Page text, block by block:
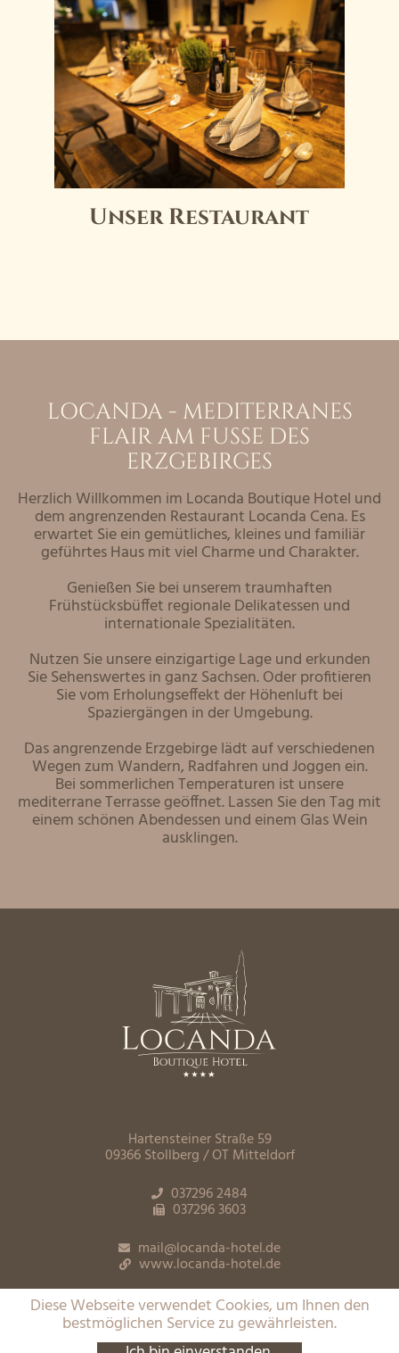
Unser Restaurant
LOCANDA - MEDITERRANES
FLAIRAM FUSSE DES E
RZGEBIRGES
Herzlich Willkommen im Locanda Boutique Hotel und
dem angrenzenden Restaurant Locanda Cena. Es
erwartet Sie ein gemütliches, kleines und familiär
geführtes Haus mit viel Charme und Charakter.
Genießen Sie bei unserem traumhaften
Frühstücksbüffet regionale Delikatessen und
internationale Spezialitäten.
Nutzen Sie unsere einzigartige Lage und erkunden
Sie Sehenswertes in ganz Sachsen. Oder profitieren
Sie vom Erholungseffekt der Höhenluft bei
Spaziergängen in der Umgebung.
Das angrenzende Erzgebirge lädt auf verschiedenen
Wegen zum Wandern, Radfahren und Joggen ein.
Bei sommerlichen Temperaturen ist unsere
mediterrane Terrasse geöffnet. Lassen Sie den Tag mit
einem schönen Abendessen und einem Glas Wein
ausklingen.
Hartensteiner Straße 59
09366 Stollberg / OT Mitteldorf
037296 2484
037296 3603
mail@locanda-hotel.de
www.locanda-hotel.de
Impressum
Datenschutz
Diese Webseite verwendet Cookies, um Ihnen den
bestmöglichen Service zu gewährleisten.